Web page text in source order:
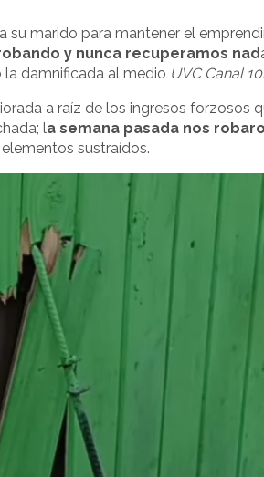
su marido para mantener el
y nunca recuperamos nad
la damnificada al medio UVC Canal 10.
a raíz de los ingresos forzosos
la semana pasada nos
sustraídos.